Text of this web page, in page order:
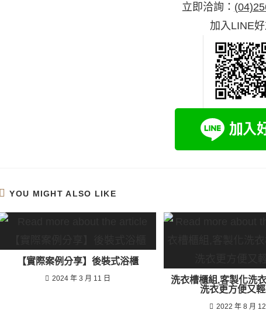
立即洽詢：
加入LINE
YOU MIGHT ALSO LIKE
【實際案例分享】後裝式浴櫃
2024 年 3 月 11 日
洗衣槽櫃組,客製化洗
洗衣更方便又輕
2022 年 8 月 12